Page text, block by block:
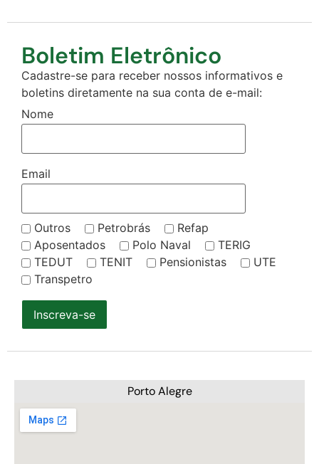
Boletim Eletrônico
Cadastre-se para receber nossos informativos e
boletins diretamente na sua conta de e-mail:
Nome
Email
Outros Petrobrás
Refap
Aposentados
Polo Naval
TERIG
TEDUT
TENIT Pensionistas
UTE
Transpetro
Inscreva-se
Porto Alegre